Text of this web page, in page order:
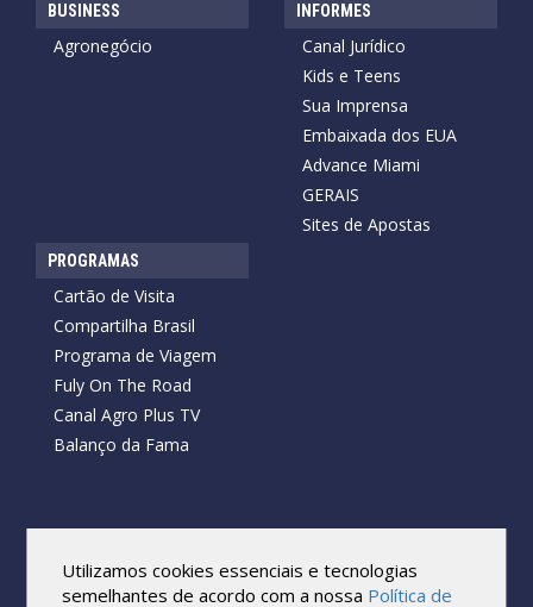
BUSINESS
Agronegócio
INFORMES
Canal Jurídico
Kids e Teens
Sua Imprensa
Embaixada dos EUA
Advance Miami
GERAIS
Sites de Apostas
PROGRAMAS
Cartão de Visita
Compartilha Brasil
Programa de Viagem
Fuly On The Road
Canal Agro Plus TV
Balanço da Fama
Todos os direitos reservados.
Reprodução no todo ou em parte sob qualquer forma ou meio,
Utilizamos cookies essenciais e tecnologias
semelhantes de acordo com a nossa Política de